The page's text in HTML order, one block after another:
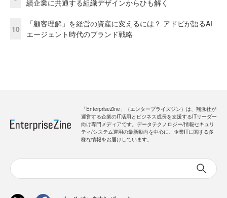
績企業に共通する組織デザインからひも解く
10
「顧客理解」を経営の資産に変えるには？ アドビが語るAI
エージェント時代のブランド戦略
「EnterpriseZine」（エンタープライズジン）は、翔泳社が
運営する企業のIT活用とビジネス成長を支援するITリーダー
向け専門メディアです。データテクノロジー/情報セキュリ
ティ/システム運用の最新動向を中心に、企業ITに関する多
様な情報をお届けしています。